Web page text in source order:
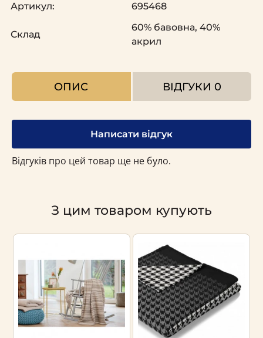
Артикул: 695468
Склад
60% бавовна, 40%
акрил
ОПИС ВІДГУКИ 0
Написати відгук
Відгуків про цей товар ще не було.
З цим товаром купують